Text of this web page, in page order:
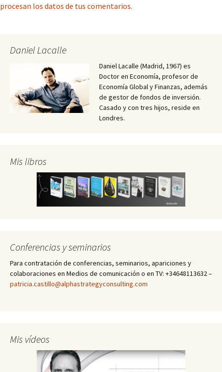
procesan los datos de tus comentarios.
Daniel Lacalle
Daniel Lacalle (Madrid, 1967) es
Doctor en Economía, profesor de
Economía Global y Finanzas, además
de gestor de fondos de inversión.
Casado y con tres hijos, reside en
Londres.
Mis libros
Conferencias y seminarios
Para contratación de conferencias, seminarios, apariciones y
colaboraciones en Medios de comunicación o en TV: +34648113632 –
patricia.castillo@alphastrategyconsulting.com
Mis vídeos